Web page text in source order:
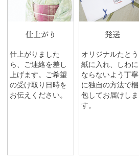
仕上がり
仕上がりました
ら、ご連絡を差し
上げます。ご希望
の受け取り日時を
お伝えください。
発送
オリジナルたとう
紙に入れ、しわに
ならないよう丁寧
に独自の方法で梱
包してお届けしま
す。